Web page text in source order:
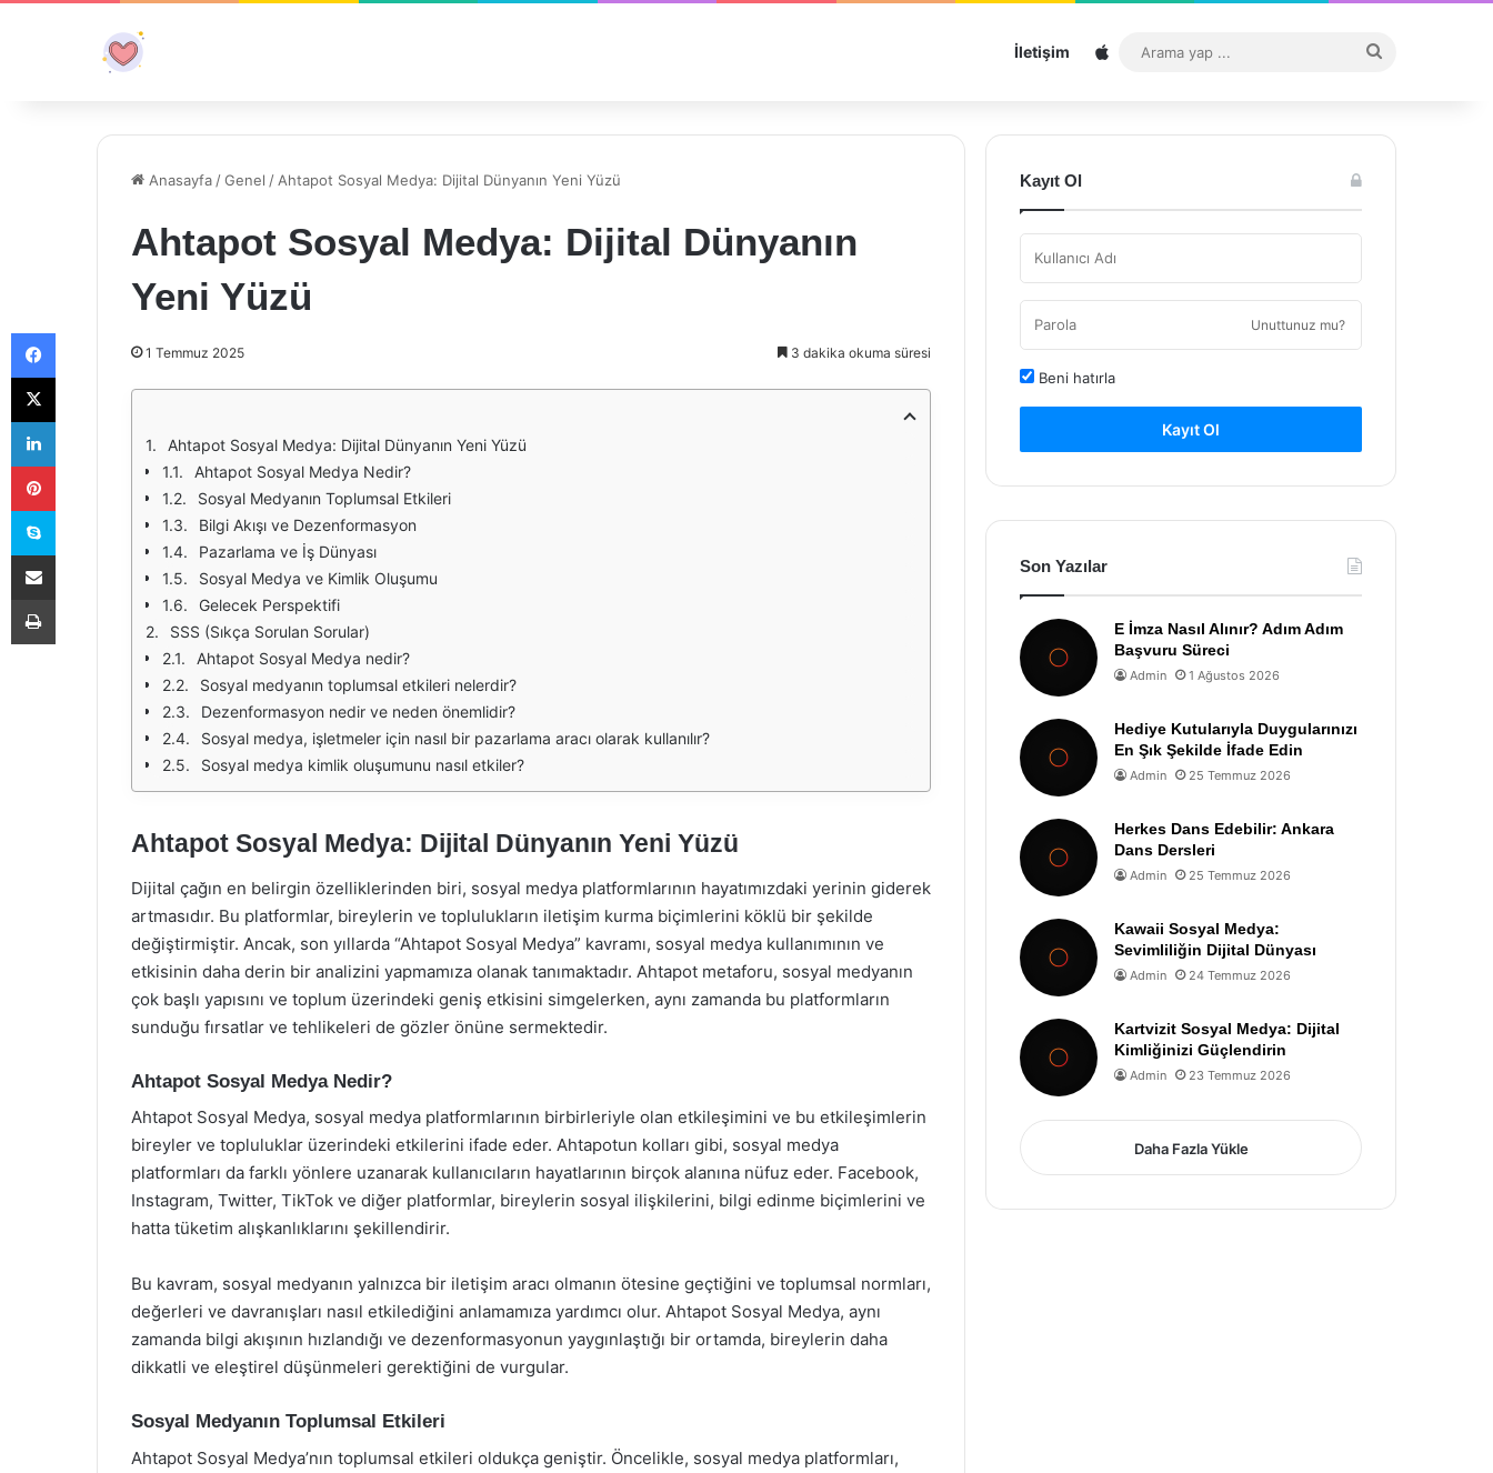
İletişim Sitemap
...
Anasayfa /Genel / Ahtapot Sosyal Medya: Dijital Dünyanın Yeni Yüzü
Ahtapot Sosyal Medya: Dijital Dünyanın
Yeni Yüzü
1 Temmuz 2025 3 dakika okuma süresi
Ahtapot Sosyal Medya: Dijital Dünyanın Yeni Yüzü
Ahtapot Sosyal Medya Nedir?
Sosyal Medyanın Toplumsal Etkileri
Bilgi Akışı ve Dezenformasyon
Pazarlama ve İş Dünyası
Sosyal Medya ve Kimlik Oluşumu
Gelecek Perspektifi
SSS (Sıkça Sorulan Sorular)
Ahtapot Sosyal Medya nedir?
Sosyal medyanın toplumsal etkileri nelerdir?
Dezenformasyon nedir ve neden önemlidir?
Sosyal medya, işletmeler için nasıl bir pazarlama aracı olarak kullanılır?
Sosyal medya kimlik oluşumunu nasıl etkiler?
Ahtapot Sosyal Medya: Dijital Dünyanın Yeni Yüzü
Dijital çağın en belirgin özelliklerinden biri, sosyal medya platformlarının hayatımızdaki yerinin giderek
artmasıdır. Bu platformlar, bireylerin ve toplulukların iletişim kurma biçimlerini köklü bir şekilde
değiştirmiştir. Ancak, son yıllarda “Ahtapot Sosyal Medya” kavramı, sosyal medya kullanımının ve
etkisinin daha derin bir analizini yapmamıza olanak tanımaktadır. Ahtapot metaforu, sosyal medyanın
çok başlı yapısını ve toplum üzerindeki geniş etkisini simgelerken, aynı zamanda bu platformların
sunduğu fırsatlar ve tehlikeleri de gözler önüne sermektedir.
Ahtapot Sosyal Medya Nedir?
Ahtapot Sosyal Medya, sosyal medya platformlarının birbirleriyle olan etkileşimini ve bu etkileşimlerin
bireyler ve topluluklar üzerindeki etkilerini ifade eder. Ahtapotun kolları gibi, sosyal medya
platformları da farklı yönlere uzanarak kullanıcıların hayatlarının birçok alanına nüfuz eder. Facebook,
Instagram, Twitter, TikTok ve diğer platformlar, bireylerin sosyal ilişkilerini, bilgi edinme biçimlerini ve
hatta tüketim alışkanlıklarını şekillendirir.
Bu kavram, sosyal medyanın yalnızca bir iletişim aracı olmanın ötesine geçtiğini ve toplumsal normları,
değerleri ve davranışları nasıl etkilediğini anlamamıza yardımcı olur. Ahtapot Sosyal Medya, aynı
zamanda bilgi akışının hızlandığı ve dezenformasyonun yaygınlaştığı bir ortamda, bireylerin daha
dikkatli ve eleştirel düşünmeleri gerektiğini de vurgular.
Sosyal Medyanın Toplumsal Etkileri
Ahtapot Sosyal Medya’nın toplumsal etkileri oldukça geniştir. Öncelikle, sosyal medya platformları,
Kayıt Ol
Unuttunuz mu?
Beni hatırla
Kayıt Ol
Son Yazılar
E İmza Nasıl Alınır? Adım Adım
Başvuru Süreci
Admin 1 Ağustos 2026
Hediye Kutularıyla Duygularınızı
En Şık Şekilde İfade Edin
Admin 25 Temmuz 2026
Herkes Dans Edebilir: Ankara
Dans Dersleri
Admin 25 Temmuz 2026
Kawaii Sosyal Medya:
Sevimliliğin Dijital Dünyası
Admin 24 Temmuz 2026
Kartvizit Sosyal Medya: Dijital
Kimliğinizi Güçlendirin
Admin 23 Temmuz 2026
Daha Fazla Yükle
Facebook
X
LinkedIn
Pinterest
Skype
E-Posta ile paylaş